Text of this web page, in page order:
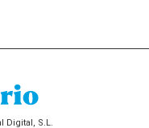
Digital, S.L.